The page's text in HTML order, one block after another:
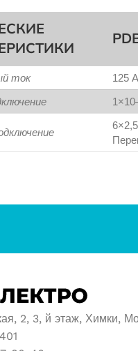
ток
125 А
2, 3, й этаж, Химки,